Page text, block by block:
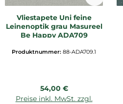
Vliestapete Uni feine
Leinenoptik grau Masureel
Be Happy ADA709
Produktnummer: 88-ADA709.1
Regulärer Preis:
54,00 €
Preise inkl. MwSt. zzgl.